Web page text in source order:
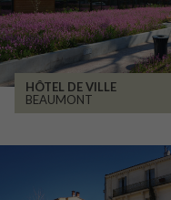
HÔTEL DE VILLE
BEAUMONT